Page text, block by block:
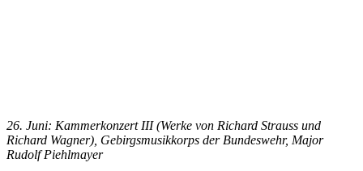
26. Juni: Kammerkonzert III (Werke von Richard Strauss und
Richard Wagner), Gebirgsmusikkorps der Bundeswehr, Major
Rudolf Piehlmayer